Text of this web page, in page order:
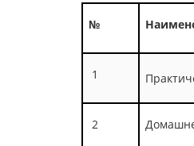
№
1
2